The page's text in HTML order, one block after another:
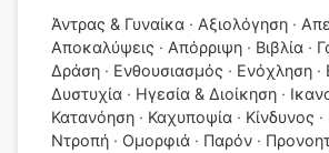
Άντρας & Γυναίκα Αξιολόγηση
Αποκαλύψεις
Απόρριψη Βιβλία
Δράση
Ενθουσιασμός Ενόχληση
Δυστυχία
Ηγεσία & Διοίκηση
Κατανόηση
Καχυποψία Κίνδυνος
Ντροπή
Ομορφιά Παρόν